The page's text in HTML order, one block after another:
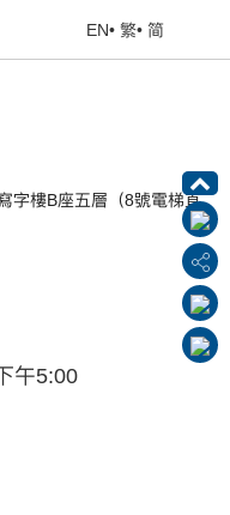
EN• 繁• 简
字樓B座五層（8號電梯直
午5:00